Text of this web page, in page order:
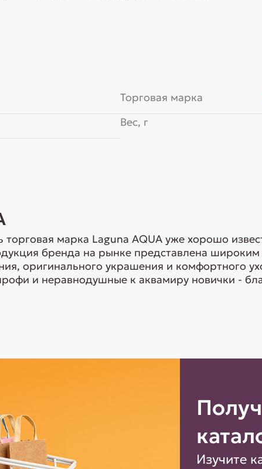
Торговая марка
Вес, г
марка Laguna AQUA уже хорошо
бренда на рынке представлена
оригинального украшения и комфортного
и неравнодушные к аквамиру новички -
Изучите